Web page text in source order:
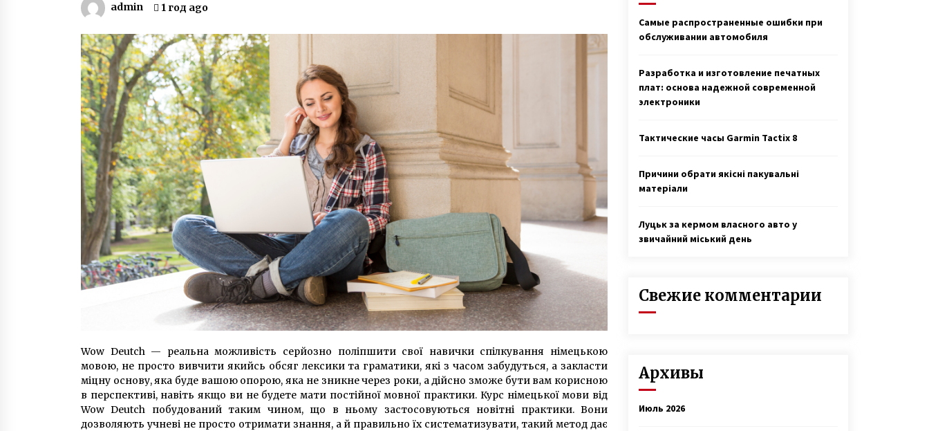
6 лет ago
Раненый под Зеленопольем в 2014
году десатник Евгений Исаев на
протезе овладел катанием Sup-
доске
6 лет ago 6 лет ago
Игорь Табанюк погиб – 12 лет
7 лет ago
Супермодель Маша Тельная
рассказала о модном бизнесе,
гонорарах и личной жизни
6 лет ago
Четверня у супругов с
удалить три эмбриона из четырех,
прижившихся после ЭКО
6 лет ago
«Фото Ивана на фронте увидела
мне знакомой. И я написала ему»
3 года ago
admin 1 год ago
Wow Deutch — реальна можливість серйозно поліпшити свої навички спілкування німецькою
мовою, не просто вивчити якийсь обсяг лексики та граматики, які з часом забудуться, а закласти
міцну основу, яка буде вашою опорою, яка не зникне через роки, а дійсно зможе бути вам корисною
в перспективі, навіть якщо ви не будете мати постійної мовної практики. Курс німецької мови від
Wow Deutch побудований таким чином, що в ньому застосовуються новітні практики. Вони
дозволяють учневі не просто отримати знання, а й правильно їх систематизувати, такий метод дає
Самые распространенные ошибки при
обслуживании автомобиля
Разработка и изготовление печатных
плат: основа надежной современной
электроники
Тактические часы Garmin Tactix 8
Причини обрати якісні пакувальні
матеріали
Луцьк за кермом власного авто у
звичайний міський день
Свежие комментарии
Архивы
Июль 2026